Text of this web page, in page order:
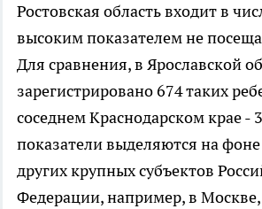
Ростовская область входит в
высоким показателем не
Для сравнения, в Ярославской
зарегистрировано 674 таких
соседнем Краснодарском крае -
показатели выделяются на фоне
других крупных субъектов
Федерации, например, в Москве,